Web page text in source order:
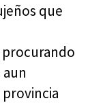
que